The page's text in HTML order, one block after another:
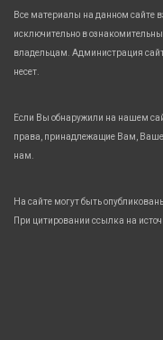
Все материалы на данном сайте
исключительно в
владельцам. Администрация
несет.
Если Вы обнаружили на нашем
права, принадлежащие Вам,
нам.
На сайте могут быть
При цитировании ссылка на